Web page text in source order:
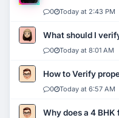
0 Today at 2:43 PM
What should I
0 Today at 8:01 AM
How to Verify
0 Today at 6:57 AM
Why does a 4